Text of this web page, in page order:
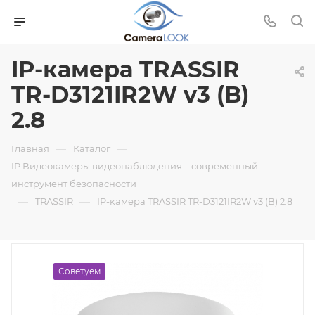
IP-камера TRASSIR
TR-D3121IR2W v3 (B)
2.8
Главная — Каталог —
IP Видеокамеры видеонаблюдения – современный
инструмент безопасности
— TRASSIR — IP-камера TRASSIR TR-D3121IR2W v3 (B) 2.8
Советуем